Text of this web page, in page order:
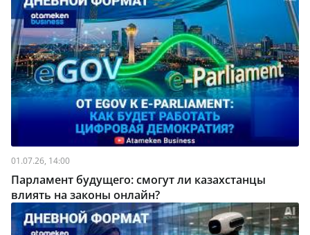
01.07.26, 14:00
Парламент будущего: смогут ли казахстанцы
влиять на законы онлайн?